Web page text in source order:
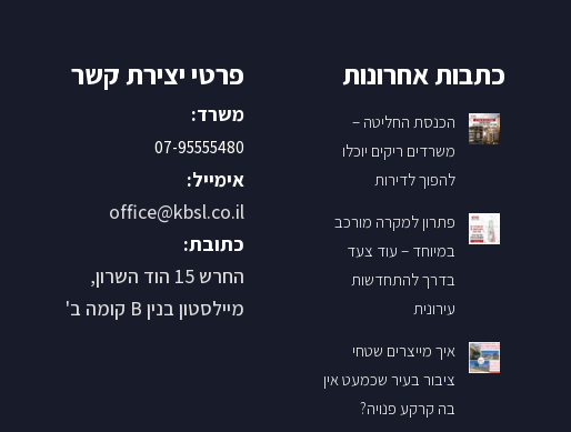
כתבות אחרונות
הכנסת החליטה –
משרדים ריקים יוכלו
להפוך לדירות
פתרון למקרה מורכב
במיוחד – עוד צעד
בדרך להתחדשות
עירונית
איך מייצרים שטחי
ציבור בעיר שכמעט אין
בה קרקע פנויה?
פרטי יצירת קשר
משרד:
07-95555480
אימייל:
office@kbsl.co.il
כתובת:
החרש 15 הוד השרון,
מיילסטון בנין B קומה ב'